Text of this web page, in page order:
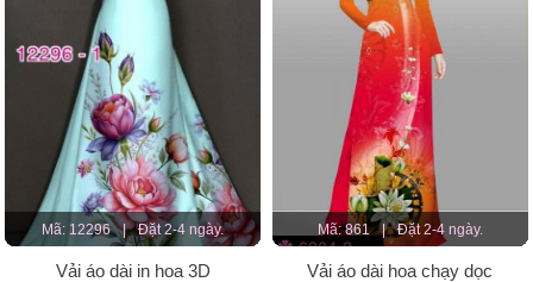
Mã: 12296 | Đặt 2-4 ngày.
Vải áo dài in hoa 3D
Mã: 861 | Đặt 2-4 ngày.
Vải áo dài hoa chạy dọc